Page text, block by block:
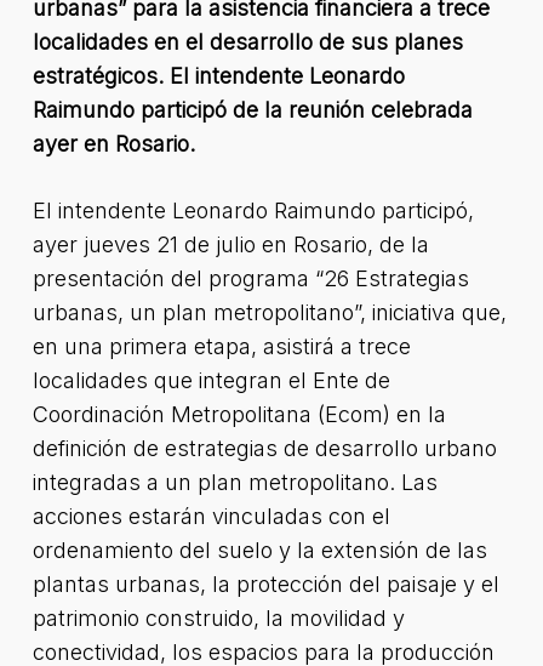
urbanas” para la asistencia financiera a trece
localidades en el desarrollo de sus planes
estratégicos. El intendente Leonardo
Raimundo participó de la reunión celebrada
ayer en Rosario.
El intendente Leonardo Raimundo participó,
ayer jueves 21 de julio en Rosario, de la
presentación del programa “26 Estrategias
urbanas, un plan metropolitano”, iniciativa que,
en una primera etapa, asistirá a trece
localidades que integran el Ente de
Coordinación Metropolitana (Ecom) en la
definición de estrategias de desarrollo urbano
integradas a un plan metropolitano. Las
acciones estarán vinculadas con el
ordenamiento del suelo y la extensión de las
plantas urbanas, la protección del paisaje y el
patrimonio construido, la movilidad y
conectividad, los espacios para la producción